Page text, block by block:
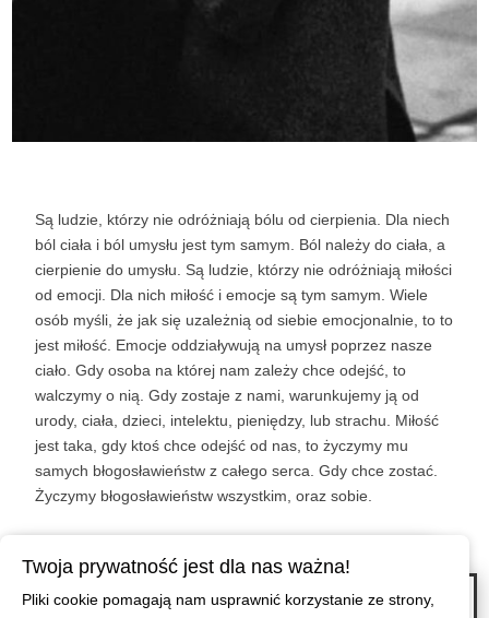
Są ludzie, którzy nie odróżniają bólu od cierpienia. Dla niech
ból ciała i ból umysłu jest tym samym. Ból należy do ciała, a
cierpienie do umysłu. Są ludzie, którzy nie odróżniają miłości
od emocji. Dla nich miłość i emocje są tym samym. Wiele
osób myśli, że jak się uzależnią od siebie emocjonalnie, to to
jest miłość. Emocje oddziaływują na umysł poprzez nasze
ciało. Gdy osoba na której nam zależy chce odejść, to
walczymy o nią. Gdy zostaje z nami, warunkujemy ją od
urody, ciała, dzieci, intelektu, pieniędzy, lub strachu. Miłość
jest taka, gdy ktoś chce odejść od nas, to życzymy mu
samych błogosławieństw z całego serca. Gdy chce zostać.
Życzymy błogosławieństw wszystkim, oraz sobie.
W przyjaźni nic tak nie boli, jak utrata zaufania, osobie której ufałeś.
sama potrzebujesz dotyku. Słuchaj zawsze, mimo że masz coś do
Twoja prywatność jest dla nas ważna!
Pliki cookie pomagają nam usprawnić korzystanie ze strony,